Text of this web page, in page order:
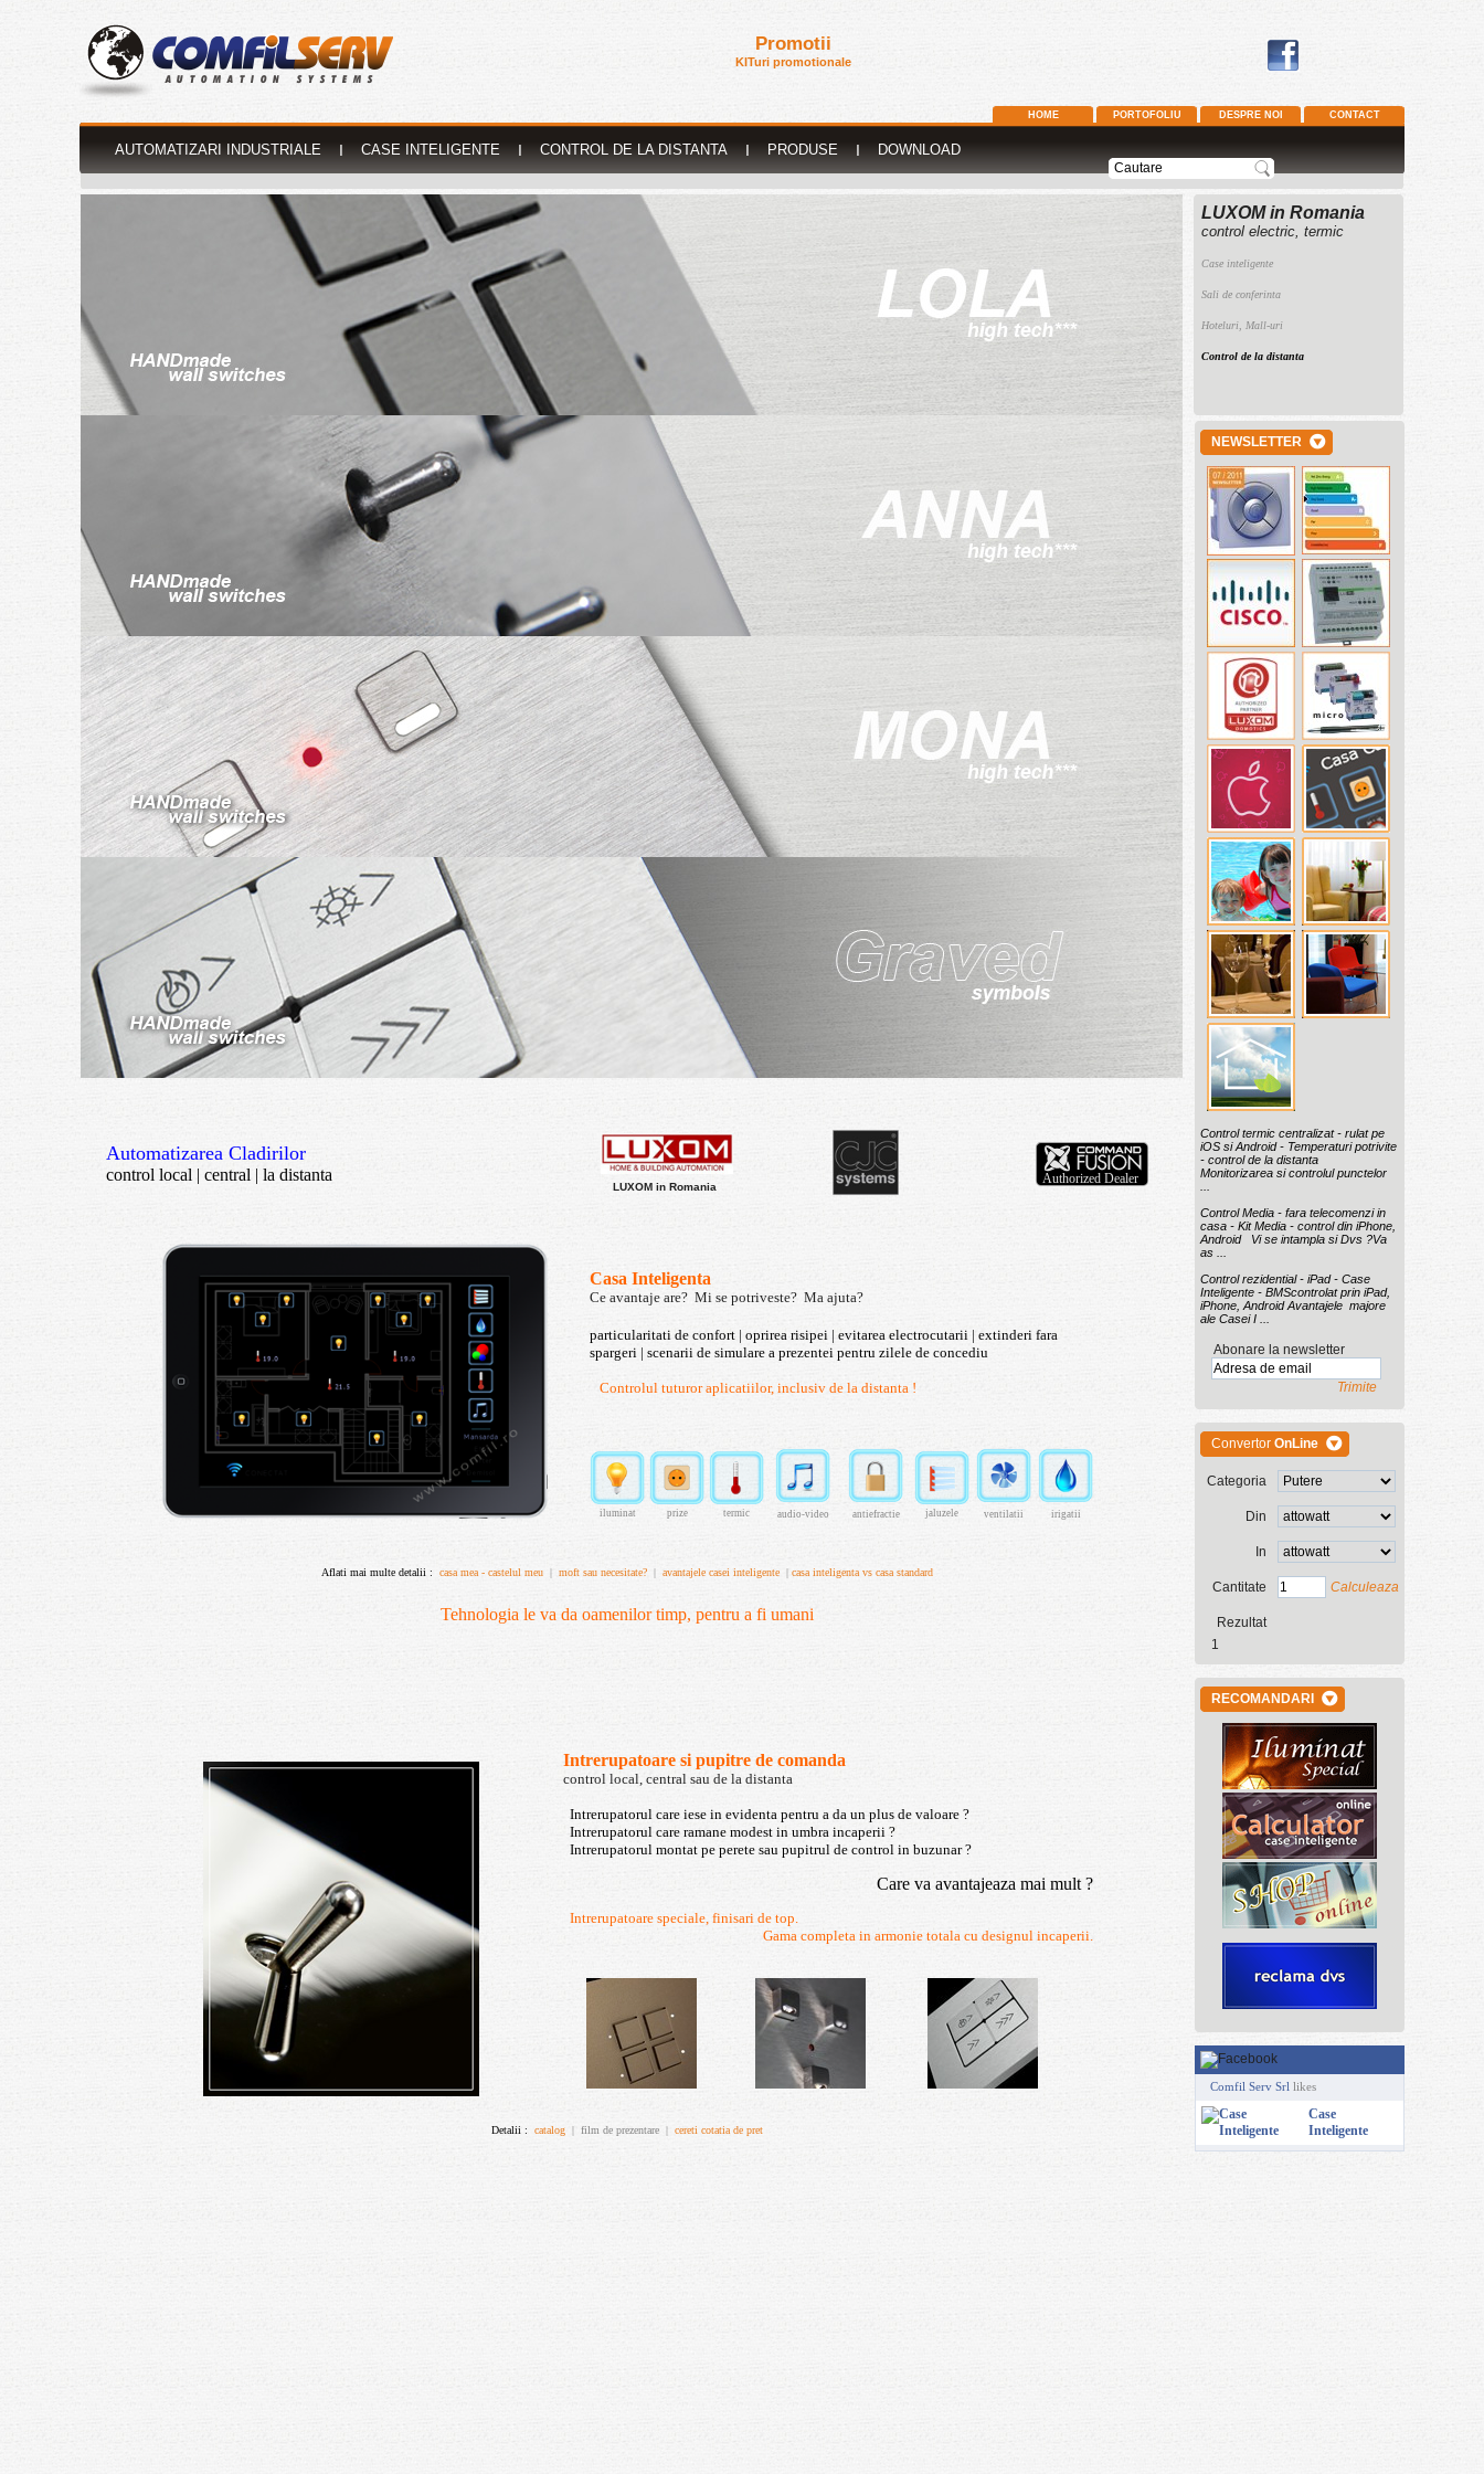
Promotii
KITuri promotionale
HOME PORTOFOLIU DESPRE NOI CONTACT
AUTOMATIZARI INDUSTRIALE I CASE INTELIGENTE I CONTROL DE LA DISTANTA I PRODUSE I DOWNLOAD
LUXOM in Romania
control electric, termic
Case inteligente
Sali de conferinta
Hoteluri, Mall-uri
Control de la distanta
Automatizarea proceselor industriale
electrice | pneumatice | hidraulice
Servicii de mentenanta
Servicii de modernizari
Extinderea functiilor.
Afisarea parametrilor urmariti.
Controlul utilajului prin ecran tactil HMI.
Implementarea automatelor programabile
de control PLC.
Controlul miscarii prin servomotoare,
motoare pas-cu-pas sau clasice.
detalii >>
Automatizarea Cladirilor
control local | central | la distanta
LUXOM in Romania
Casa Inteligenta
Ce avantaje are? Mi se potriveste? Ma ajuta?
particularitati de confort | oprirea risipei | evitarea electrocutarii | extinderi fara
spargeri | scenarii de simulare a prezentei pentru zilele de concediu
Controlul tuturor aplicatiilor, inclusiv de la distanta !
iluminat prize termic audio-video antiefractie jaluzele ventilatii irigatii
Aflati mai multe detalii : casa mea - castelul meu | moft sau necesitate? | avantajele casei inteligente | casa inteligenta vs casa standard
Tehnologia le va da oamenilor timp, pentru a fi umani
Intrerupatoare si pupitre de comanda
control local, central sau de la distanta
Intrerupatorul care iese in evidenta pentru a da un plus de valoare ?
Intrerupatorul care ramane modest in umbra incaperii ?
Intrerupatorul montat pe perete sau pupitrul de control in buzunar ?
Care va avantajeaza mai mult ?
Intrerupatoare speciale, finisari de top.
Gama completa in armonie totala cu designul incaperii.
Detalii : catalog | film de prezentare | cereti cotatia de pret
NEWSLETTER
Control termic centralizat - rulat pe
iOS si Android - Temperaturi potrivite
- control de la distanta
Monitorizarea si controlul punctelor
Control Media - fara telecomenzi in
casa - Kit Media - control din iPhone,
Android Vi se intampla si Dvs ?Va
as ...
Control rezidential - iPad - Case
Inteligente - BMScontrolat prin iPad,
iPhone, Android Avantajele majore
ale Casei I ...
Abonare la newsletter
Trimite
Convertor OnLine
Categoria
Din
In
Cantitate Calculeaza
Rezultat
1
RECOMANDARI
Comfil Serv Srl likes
Case
Inteligente